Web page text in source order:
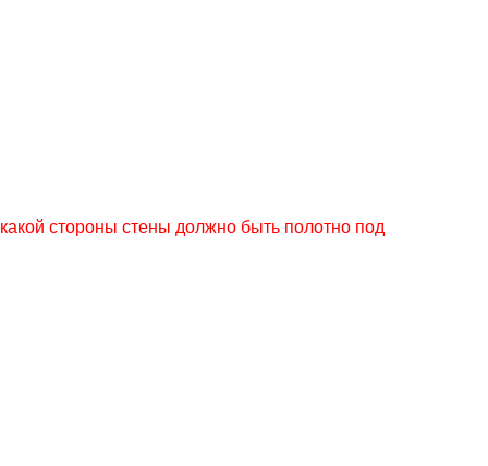
стороны стены должно быть полотно под